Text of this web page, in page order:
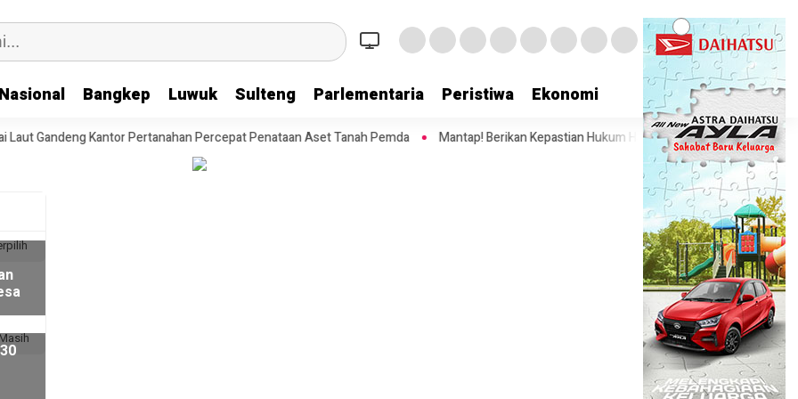
Nasional Bangkep Luwuk Sulteng Parlementaria Peristiwa Ekonomi
Kantor Pertanahan Percepat Penataan Aset Tanah Pemda Mantap! Berikan Kepastian Hukum Hak Atas Tanah, Bupati Sofyan Teken